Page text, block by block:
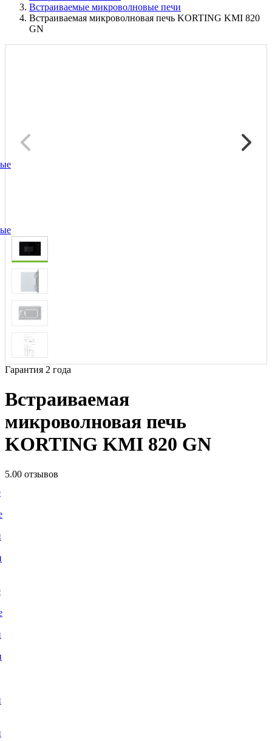
Встраиваемые микроволновые печи
Встраиваемая микроволновая печь KORTING KMI 820
GN
Гарантия 2 года
Встраиваемая
микроволновая печь
KORTING KMI 820 GN
5.00 отзывов